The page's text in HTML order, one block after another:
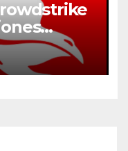
críticos